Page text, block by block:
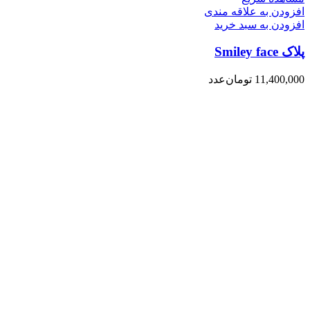
افزودن به علاقه مندی
افزودن به سبد خرید
پلاک Smiley face
11,400,000 تومانعدد